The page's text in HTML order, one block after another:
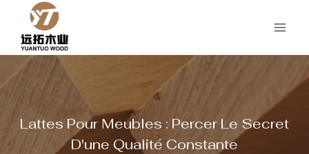
contenu
Lattes Pour Meubles : Percer Le Secret
D'une Qualité Constante